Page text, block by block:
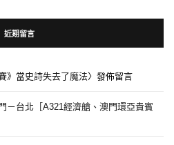
近期留言
》當史詩失去了魔法〉發佈留言
－台北［A321經濟艙、澳門環亞貴賓